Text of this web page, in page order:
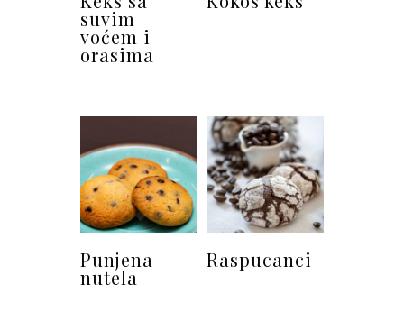
suvim
voćem i
orasima
Punjena
nutela
Raspucanci